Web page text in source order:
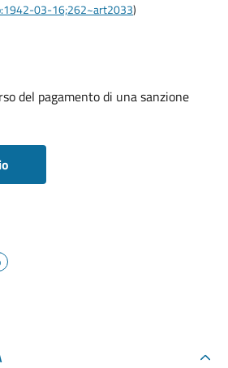
03-16;262~art2033)
del pagamento di una sanzione